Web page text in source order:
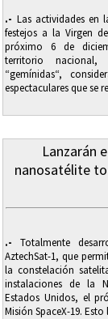
.- Las actividades en
festejos a la Virgen
próximo 6 de
territorio
“gemínidas“,
espectaculares que se
Lanzarán
nanosatélite
.- Totalmente
AztechSat-1, que
la constelación
instalaciones de la
Estados Unidos, el
Misión SpaceX-19.